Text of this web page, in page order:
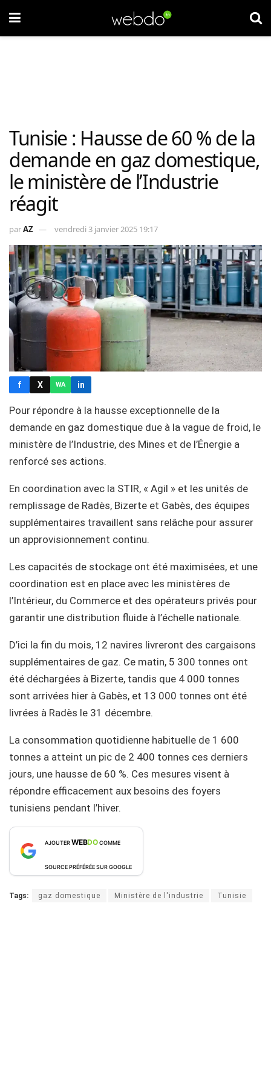
Tunisie : Hausse de 60 % de la
demande en gaz domestique,
le ministère de l’Industrie
réagit
parAZ vendredi 3 janvier 2025 19:17
f X WA in
Pour répondre à la hausse exceptionnelle de la
demande en gaz domestique due à la vague de froid, le
ministère de l’Industrie, des Mines et de l’Énergie a
renforcé ses actions.
En coordination avec la STIR, « Agil » et les unités de
remplissage de Radès, Bizerte et Gabès, des équipes
supplémentaires travaillent sans relâche pour assurer
un approvisionnement continu.
Les capacités de stockage ont été maximisées, et une
coordination est en place avec les ministères de
l’Intérieur, du Commerce et des opérateurs privés pour
garantir une distribution fluide à l’échelle nationale.
D’ici la fin du mois, 12 navires livreront des cargaisons
supplémentaires de gaz. Ce matin, 5 300 tonnes ont
été déchargées à Bizerte, tandis que 4 000 tonnes
sont arrivées hier à Gabès, et 13 000 tonnes ont été
livrées à Radès le 31 décembre.
La consommation quotidienne habituelle de 1 600
tonnes a atteint un pic de 2 400 tonnes ces derniers
jours, une hausse de 60 %. Ces mesures visent à
répondre efficacement aux besoins des foyers
tunisiens pendant l’hiver.
AJOUTERWEBDOCOMME
SOURCE PRÉFÉRÉE SUR GOOGLE
Tags: gaz domestique Ministère de l'industrie Tunisie